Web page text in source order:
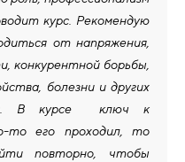
курс. Рекомендую
от напряжения,
конкурентной борьбы,
болезни и других
В курсе ключ к
то его проходил, то
повторно, чтобы